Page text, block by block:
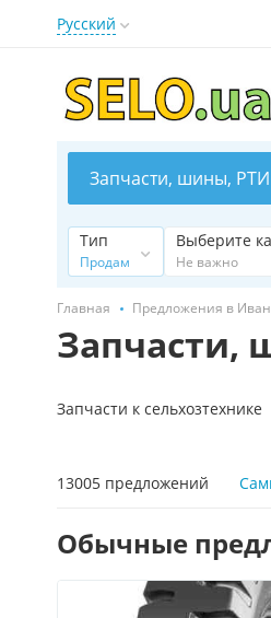
Русский
Запчасти, шины, РТИ
Тип
Продам
Выберите
Не важно
Главная Предложения в
Запчасти,
Запчасти к сельхозтехнике
13005 предложений
Обычные